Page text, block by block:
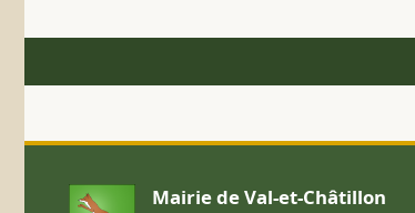
Mairie de Val-et-Châtillon